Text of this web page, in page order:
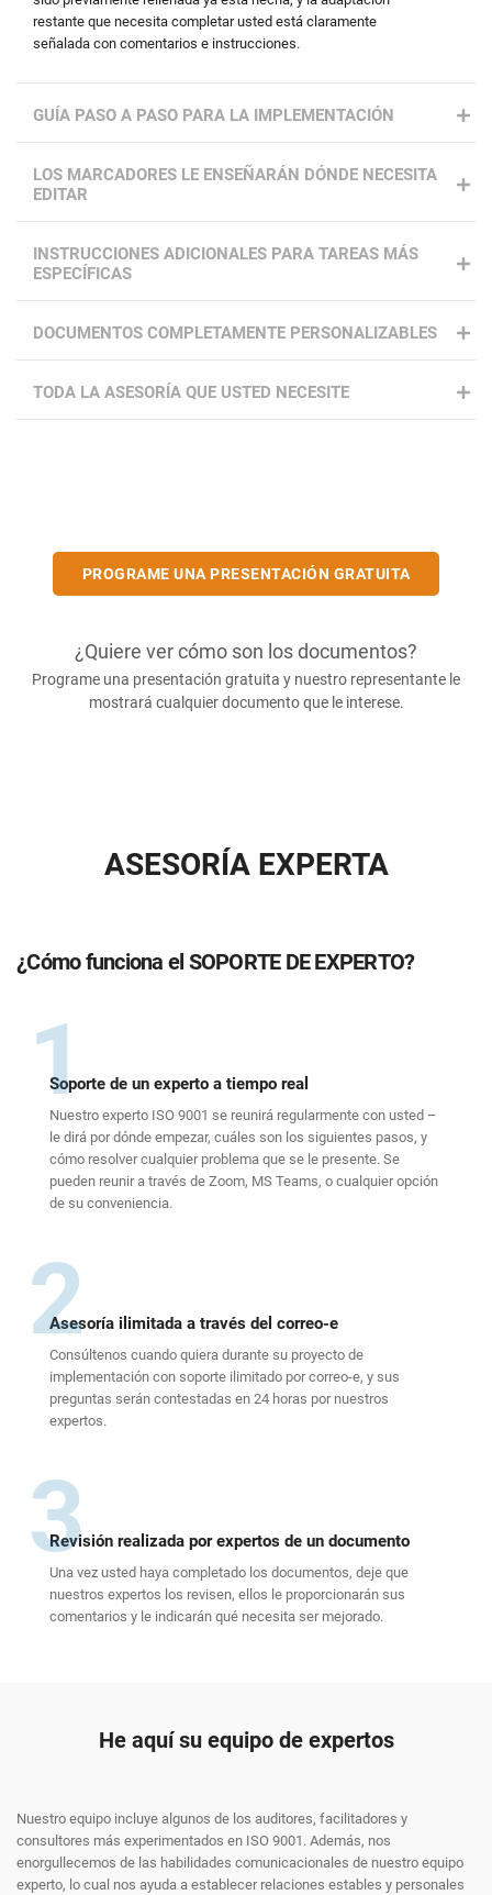
restante que necesita completar usted está claramente
señalada con comentarios e instrucciones.
GUÍA PASO A PASO PARA LA IMPLEMENTACIÓN
LOS MARCADORES LE ENSEÑARÁN DÓNDE NECESITA
EDITAR
INSTRUCCIONES ADICIONALES PARA TAREAS MÁS
ESPECÍFICAS
DOCUMENTOS COMPLETAMENTE PERSONALIZABLES
TODA LA ASESORÍA QUE USTED NECESITE
PROGRAME UNA PRESENTACIÓN GRATUITA
¿Quiere ver cómo son los documentos?
Programe una presentación gratuita y nuestro representante le
mostrará cualquier documento que le interese.
ASESORÍA EXPERTA
¿Cómo funciona el SOPORTE DE EXPERTO?
1
Soporte de un experto a tiempo real
Nuestro experto ISO 9001 se reunirá regularmente con usted –
le dirá por dónde empezar, cuáles son los siguientes pasos, y
cómo resolver cualquier problema que se le presente. Se
pueden reunir a través de Zoom, MS Teams, o cualquier opción
de su conveniencia.
2
Asesoría ilimitada a través del correo-e
Consúltenos cuando quiera durante su proyecto de
implementación con soporte ilimitado por correo-e, y sus
preguntas serán contestadas en 24 horas por nuestros
expertos.
3
Revisión realizada por expertos de un documento
Una vez usted haya completado los documentos, deje que
nuestros expertos los revisen, ellos le proporcionarán sus
comentarios y le indicarán qué necesita ser mejorado.
He aquí su equipo de expertos
Nuestro equipo incluye algunos de los auditores, facilitadores y
consultores más experimentados en ISO 9001. Además, nos
enorgullecemos de las habilidades comunicacionales de nuestro equipo
experto, lo cual nos ayuda a establecer relaciones estables y personales